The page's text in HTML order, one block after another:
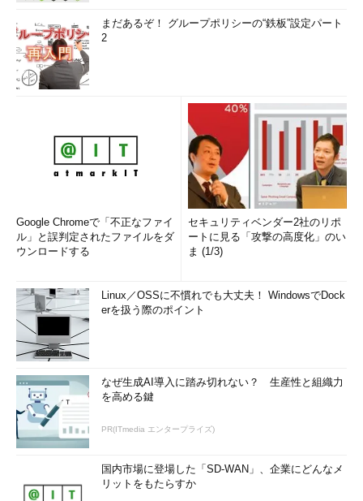
まだあるぞ！ グループポリシーの“鉄板”設定パート
2
Google Chromeで「不正なファイ
ル」と誤判定されたファイルをダ
ウンロードする
セキュリティベンダー2社のリポ
ートに見る「攻撃の高度化」のい
ま (1/3)
Linux／OSSに不慣れでも大丈夫！ WindowsでDock
erを扱う際のポイント
なぜ生成AI導入に踏み切れない？ 生産性と組織力
を高める鍵
PR(ITmedia エンタープライズ)
国内市場に登場した「SD-WAN」、企業にどんなメ
リットをもたらすか